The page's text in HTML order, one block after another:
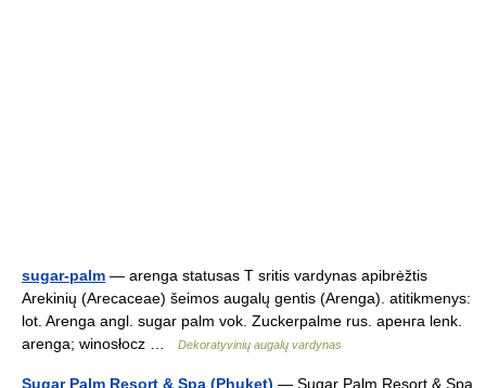
sugar-palm — arenga statusas T sritis vardynas apibrėžtis
Arekinių (Arecaceae) šeimos augalų gentis (Arenga). atitikmenys:
lot. Arenga angl. sugar palm vok. Zuckerpalme rus. аренга lenk.
arenga; winosłocz …
Dekoratyvinių augalų vardynas
Sugar Palm Resort & Spa (Phuket) — Sugar Palm Resort & Spa